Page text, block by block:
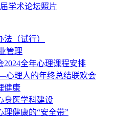
（试行）
管理
全年心理课程安排
理人的年终总结联欢会
健康
身医学科建设
理健康的“安全带”